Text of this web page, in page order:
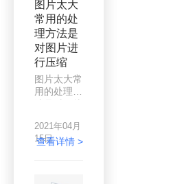
晰度的图
片。面对更
多更大的图
片，我们如
何才能更快
更好地将其
压缩缩小？
图片太大
常用的处
理方法是
对图片进
行压缩
图片太大常
用的处理方
通过使用图
片压缩器的
2021年04月
15日
查看详情 >